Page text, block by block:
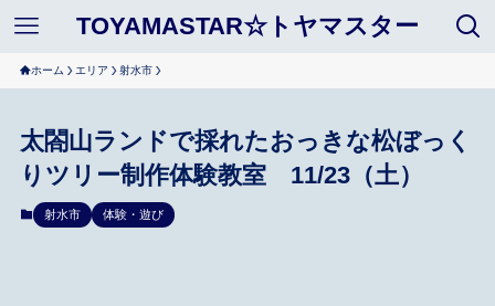
TOYAMASTAR☆トヤマスター
ホーム エリア 射水市
太閤山ランドで採れたおっきな松ぼっく
りツリー制作体験教室 11/23（土）
射水市 体験・遊び